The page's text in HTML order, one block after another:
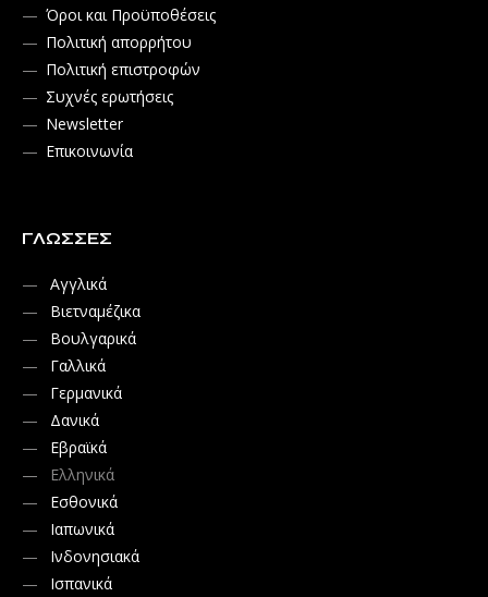
Όροι και Προϋποθέσεις
Πολιτική απορρήτου
Πολιτική επιστροφών
Συχνές ερωτήσεις
Newsletter
Επικοινωνία
ΓΛΏΣΣΕΣ
Αγγλικά
Βιετναμέζικα
Βουλγαρικά
Γαλλικά
Γερμανικά
Δανικά
Εβραϊκά
Ελληνικά
Εσθονικά
Ιαπωνικά
Ινδονησιακά
Ισπανικά